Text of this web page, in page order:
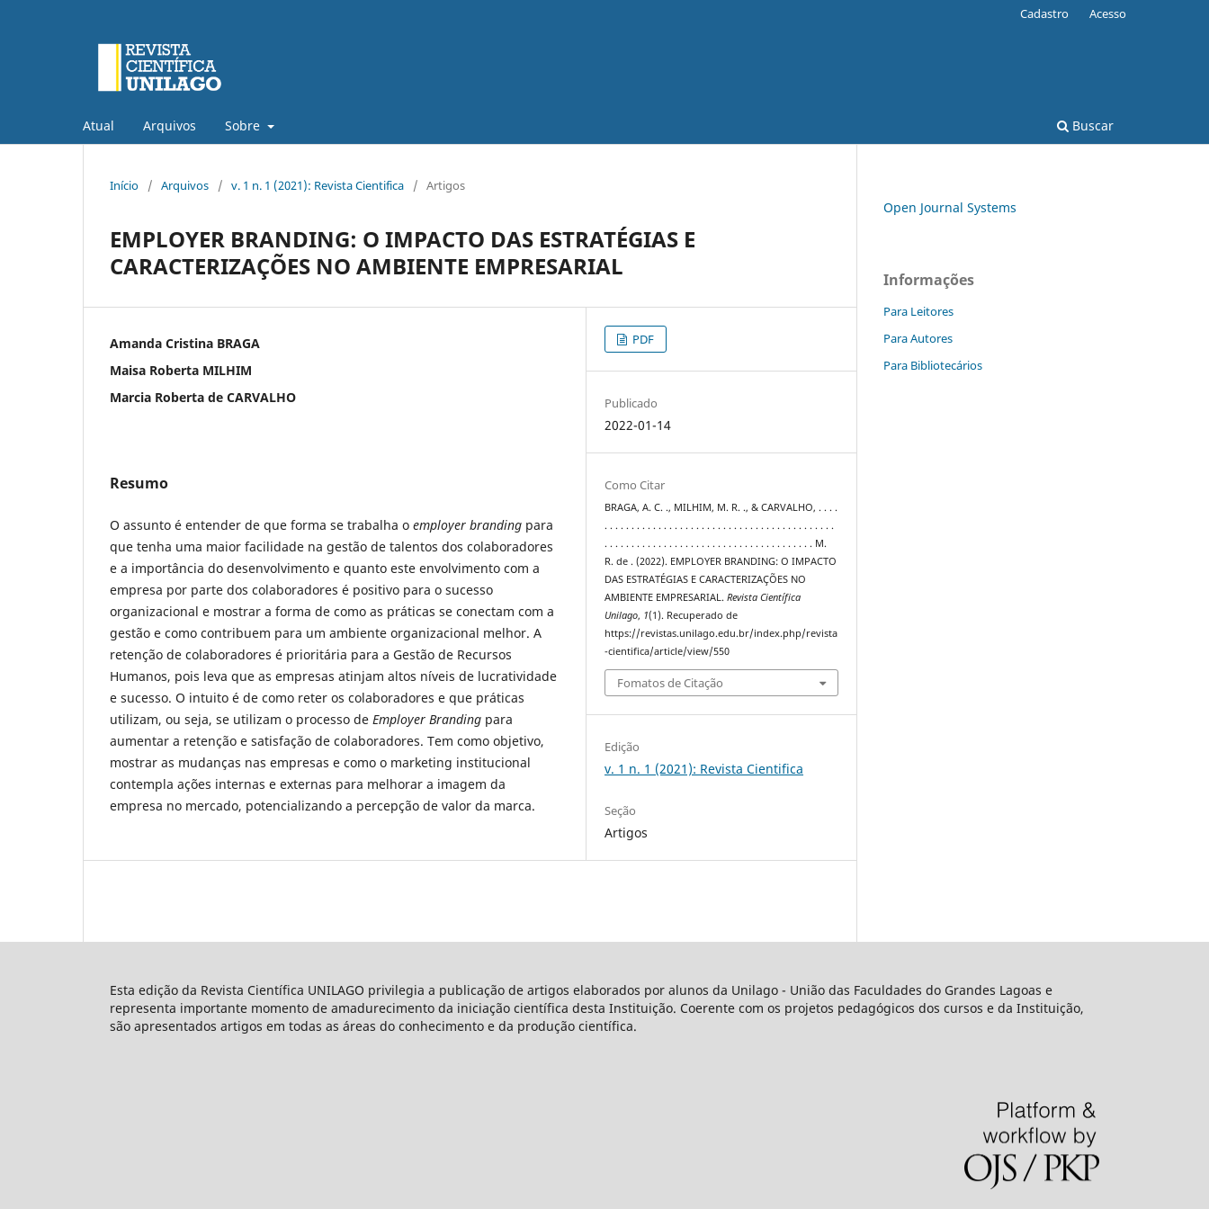
Atual Arquivos Sobre Buscar
Cadastro Acesso
Início / Arquivos / v. 1 n. 1 (2021): Revista Cientifica / Artigos
EMPLOYER BRANDING: O IMPACTO DAS ESTRATÉGIAS E
CARACTERIZAÇÕES NO AMBIENTE EMPRESARIAL
Amanda Cristina BRAGA
Maisa Roberta MILHIM
Marcia Roberta de CARVALHO
Resumo
O assunto é entender de que forma se trabalha o employer branding para
que tenha uma maior facilidade na gestão de talentos dos colaboradores
e a importância do desenvolvimento e quanto este envolvimento com a
empresa por parte dos colaboradores é positivo para o sucesso
organizacional e mostrar a forma de como as práticas se conectam com a
gestão e como contribuem para um ambiente organizacional melhor. A
retenção de colaboradores é prioritária para a Gestão de Recursos
Humanos, pois leva que as empresas atinjam altos níveis de lucratividade
e sucesso. O intuito é de como reter os colaboradores e que práticas
utilizam, ou seja, se utilizam o processo de Employer Branding para
aumentar a retenção e satisfação de colaboradores. Tem como objetivo,
mostrar as mudanças nas empresas e como o marketing institucional
contempla ações internas e externas para melhorar a imagem da
empresa no mercado, potencializando a percepção de valor da marca.
PDF
Publicado
2022-01-14
Como Citar
BRAGA, A. C. ., MILHIM, M. R. ., & CARVALHO, . . . .
. . . . . . . . . . . . . . . . . . . . . . . . . . . . . . . . . . . . . . . . . . .
. . . . . . . . . . . . . . . . . . . . . . . . . . . . . . . . . . . . . . . M.
R. de . (2022). EMPLOYER BRANDING: O IMPACTO
DAS ESTRATÉGIAS E CARACTERIZAÇÕES NO
AMBIENTE EMPRESARIAL.Revista Científica
Unilago, 1(1). Recuperado de
https://revistas.unilago.edu.br/index.php/revista
-cientifica/article/view/550
Fomatos de Citação
Edição
v. 1 n. 1 (2021): Revista Cientifica
Seção
Artigos
Open Journal Systems
Informações
Para Leitores
Para Autores
Para Bibliotecários
Esta edição da Revista Científica UNILAGO privilegia a publicação de artigos elaborados por alunos da Unilago - União das Faculdades do Grandes Lagoas e
representa importante momento de amadurecimento da iniciação científica desta Instituição. Coerente com os projetos pedagógicos dos cursos e da Instituição,
são apresentados artigos em todas as áreas do conhecimento e da produção científica.